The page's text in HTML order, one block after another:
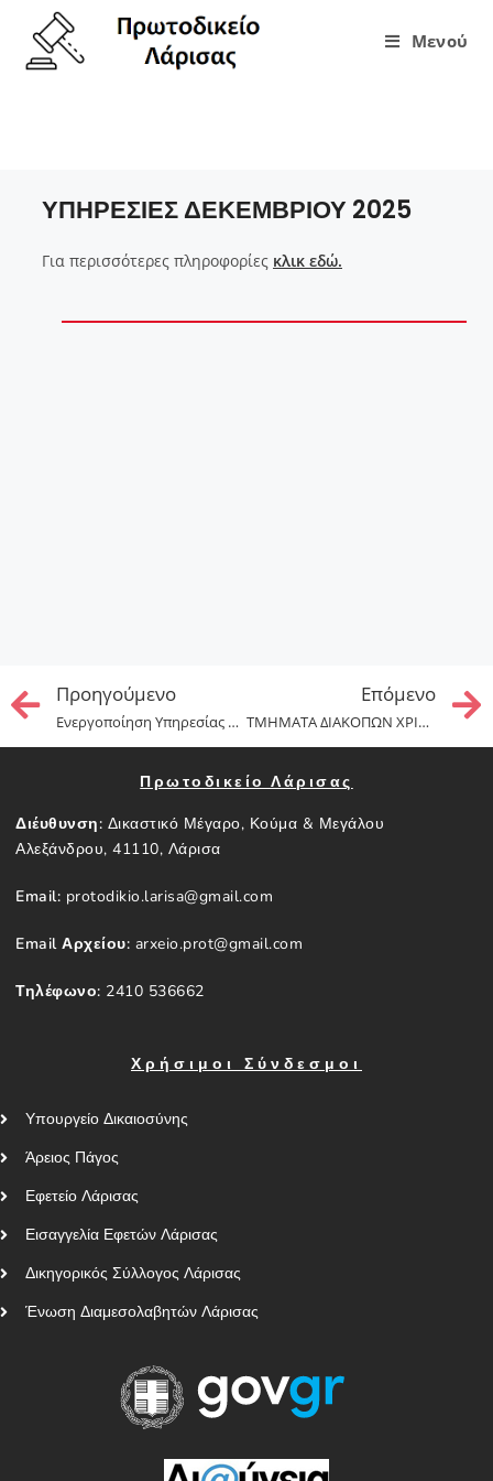
Μενού
ΥΠΗΡΕΣΙΕΣ ΔΕΚΕΜΒΡΙΟΥ 2025
Για περισσότερες πληροφορίες κλικ εδώ.
Προηγούμενo
Ενεργοποίηση Υπηρεσίας Ηλεκτρονικής Αίτησης Πιστοποιητικών
Επόμενo
ΤΜΗΜΑΤΑ ΔΙΑΚΟΠΩΝ ΧΡΙΣΤΟΥΓΕΝΝΩΝ 2025
Πρωτοδικείο Λάρισας
Διέυθυνση: Δικαστικό Μέγαρο, Κούμα & Μεγάλου
Αλεξάνδρου, 41110, Λάρισα
Email: protodikio.larisa@gmail.com
Email Αρχείου: arxeio.prot@gmail.com
Τηλέφωνο: 2410 536662
Χρήσιμοι Σύνδεσμοι
Υπουργείο Δικαιοσύνης
Άρειος Πάγος
Εφετείο Λάρισας
Εισαγγελία Εφετών Λάρισας
Δικηγορικός Σύλλογος Λάρισας
Ένωση Διαμεσολαβητών Λάρισας